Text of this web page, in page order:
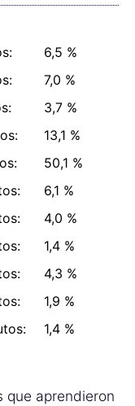
6,5 %
7,0 %
3,7 %
13,1 %
50,1 %
6,1 %
4,0 %
1,4 %
4,3 %
1,9 %
1,4 %
que aprendieron